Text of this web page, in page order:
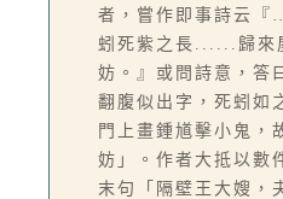
者，嘗作即事詩云『
蚓死紫之長......歸來
妨。』或問詩意，
翻腹似出字，死蚓
門上畫鍾馗擊小鬼，
妨」。作者大抵以數
末句「隔壁王大嫂，